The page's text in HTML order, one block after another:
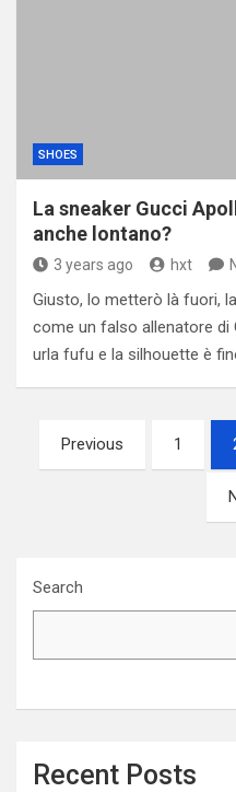
SHOES
La sneaker Gucci
anche lontano?
3 years ago hxt
Giusto, lo metterò là fuori,
come un falso allenatore di
urla fufu e la silhouette è
Posts
navigation
Previous 1
Search
Recent Posts